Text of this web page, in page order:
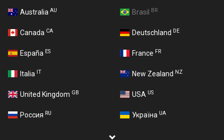
Australia AU Brasil BR
Canada CA Deutschland DE
España ES France FR
Italia IT New Zealand NZ
United Kingdom GB USA US
Россия RU Україна UA